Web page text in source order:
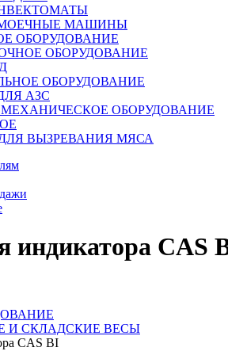
МАШИНЫ
ОБОРУДОВАНИЕ
ОБОРУДОВАНИЕ
ОБОРУДОВАНИЕ
АЗС
ОБОРУДОВАНИЕ
ВЫЗРЕВАНИЯ МЯСА
индикатора CAS
И СКЛАДСКИЕ ВЕСЫ
CAS BI